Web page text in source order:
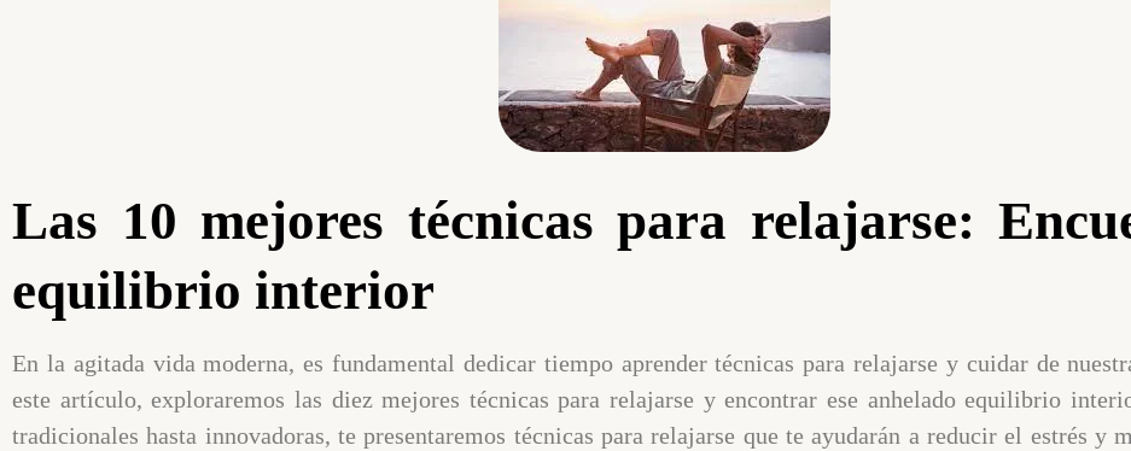
Las 10 mejores técnicas para relajarse:
equilibrio interior
En la agitada vida moderna, es fundamental dedicar tiempo aprender técnicas para relajarse y cuidar de
este artículo, exploraremos las diez mejores técnicas para relajarse y encontrar ese anhelado equilibrio
tradicionales hasta innovadoras, te presentaremos técnicas para relajarse que te ayudarán a reducir el estrés y